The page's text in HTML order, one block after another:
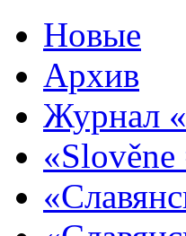
Новые
Архив
Журнал